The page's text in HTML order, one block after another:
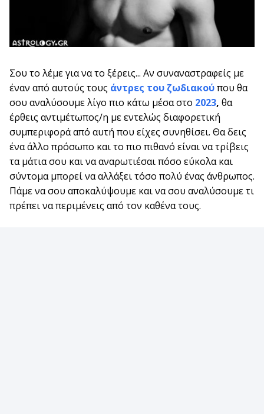
Σου το λέμε για να το ξέρεις... Αν συναναστραφείς με
έναν από αυτούς τους άντρες του ζωδιακούπου θα
σου αναλύσουμε λίγο πιο κάτω μέσα στο 2023, θα
έρθεις αντιμέτωπος/η με εντελώς διαφορετική
συμπεριφορά από αυτή που είχες συνηθίσει. Θα δεις
ένα άλλο πρόσωπο και το πιο πιθανό είναι να τρίβεις
τα μάτια σου και να αναρωτιέσαι πόσο εύκολα και
σύντομα μπορεί να αλλάξει τόσο πολύ ένας άνθρωπος.
Πάμε να σου αποκαλύψουμε και να σου αναλύσουμε τι
πρέπει να περιμένεις από τον καθένα τους.